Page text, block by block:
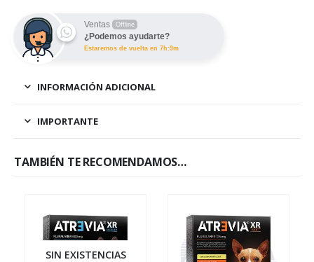
Ventas Offline
¿Podemos ayudarte?
Estaremos de vuelta en 7h:9m
INFORMACIÓN ADICIONAL
IMPORTANTE
TAMBIÉN TE RECOMENDAMOS…
SIN EXISTENCIAS